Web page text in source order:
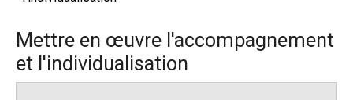
Mettre en œuvre l'accompagnement
et l'individualisation